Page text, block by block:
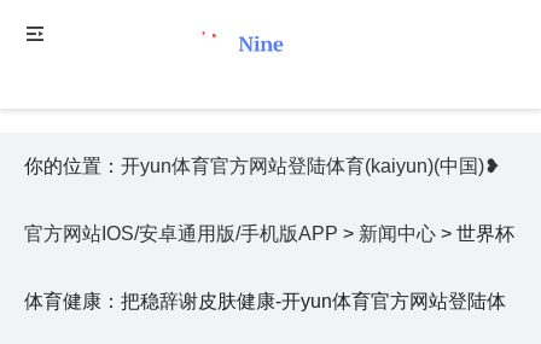
你的位置： 开yun体育官方网站登陆体育(kaiyun)(中国)❥
官方网站IOS/安卓通用版/手机版APP > 新闻中心 > 世界杯
体育健康：把稳辞谢皮肤健康-开yun体育官方网站登陆体